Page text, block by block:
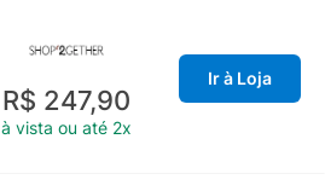
R$ 247,90
à vista ou até 2x
Ir à Loja